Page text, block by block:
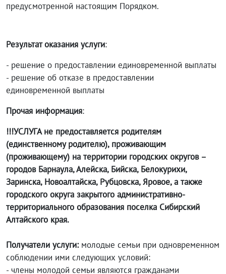
предусмотренной настоящим Порядком.
Результат оказания услуги:
- решение о предоставлении единовременной выплаты
- решение об отказе в предоставлении
единовременной выплаты
Прочая информация:
!!!УСЛУГА не предоставляется родителям
(единственному родителю), проживающим
(проживающему) на территории городских округов –
городов Барнаула, Алейска, Бийска, Белокурихи,
Заринска, Новоалтайска, Рубцовска, Яровое, а также
городского округа закрытого административно-
территориального образования поселка Сибирский
Алтайского края.
Получатели услуги: молодые семьи при одновременном
соблюдении ими следующих условий:
- члены молодой семьи являются гражданами